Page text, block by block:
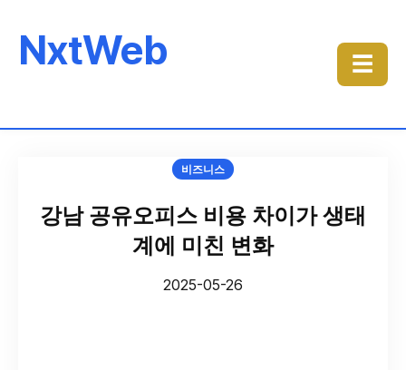
NxtWeb ☰
비즈니스
강남 공유오피스 비용 차이가 생태
계에 미친 변화
2025-05-26